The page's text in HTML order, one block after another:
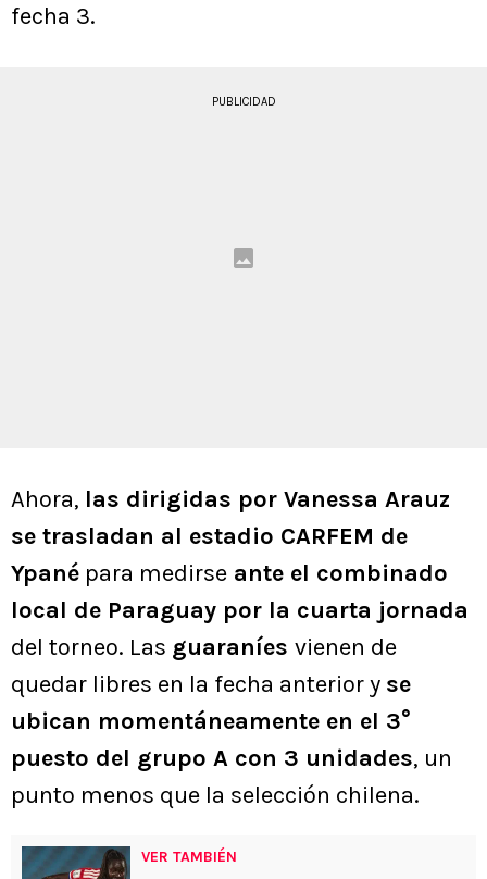
fecha 3.
PUBLICIDAD
Ahora, las dirigidas por Vanessa Arauz
se trasladan al estadio CARFEM de
Ypané para medirse ante el combinado
local de Paraguay por la cuarta jornada
del torneo. Las guaraníes vienen de
quedar libres en la fecha anterior y se
ubican momentáneamente en el 3°
puesto del grupo A con 3 unidades, un
punto menos que la selección chilena.
VER TAMBIÉN